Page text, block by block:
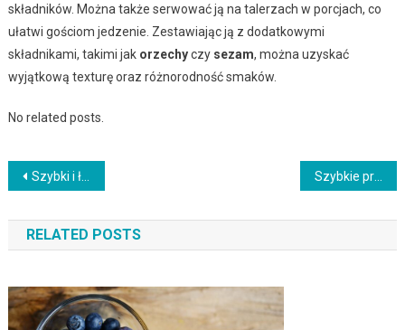
składników. Można także serwować ją na talerzach w porcjach, co
ułatwi gościom jedzenie. Zestawiając ją z dodatkowymi
składnikami, takimi jak orzechyczy sezam, można uzyskać
wyjątkową texturę oraz różnorodność smaków.
No related posts.
Nawigacja
wpisu
Szybki i łatwy przepis na grillowane karkówki z marynatą teriyaki Szybkie przepisy na domowe przetwory z warzyw i owoców na słodko i pikantnie
RELATED POSTS